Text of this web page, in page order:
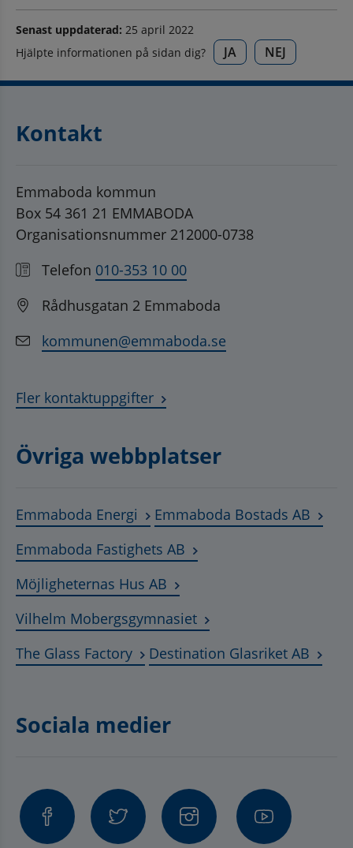
Senast uppdaterad: 25 april 2022
Hjälpte informationen på sidan dig?
JA NEJ
Kontakt
Emmaboda kommun
Box 54 361 21 EMMABODA
Organisationsnummer 212000-0738
Telefon 010-353 10 00
Rådhusgatan 2 Emmaboda
kommunen@emmaboda.se
Fler kontaktuppgifter
Övriga webbplatser
Emmaboda Energi Länk till annan webbplats,
Emmaboda Bostads AB
Emmaboda Fastighets AB Länk till annan
Möjligheternas Hus AB Länk till annan webbplats,
Vilhelm MobergsgymnasietLänk till annan
The Glass FactoryLänk till annan webbplats,
Destination Glasriket AB
Sociala medier